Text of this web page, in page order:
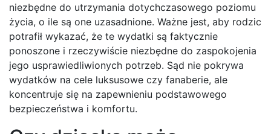
niezbędne do utrzymania dotychczasowego poziomu
życia, o ile są one uzasadnione. Ważne jest, aby rodzic
potrafił wykazać, że te wydatki są faktycznie
ponoszone i rzeczywiście niezbędne do zaspokojenia
jego usprawiedliwionych potrzeb. Sąd nie pokrywa
wydatków na cele luksusowe czy fanaberie, ale
koncentruje się na zapewnieniu podstawowego
bezpieczeństwa i komfortu.